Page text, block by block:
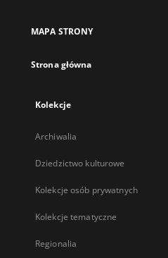
karcie
MAPA STRONY
Strona główna
Kolekcje
Archiwalia
Dziedzictwo kulturowe
Kolekcje osób prywatnych
Kolekcje tematyczne
Regionalia